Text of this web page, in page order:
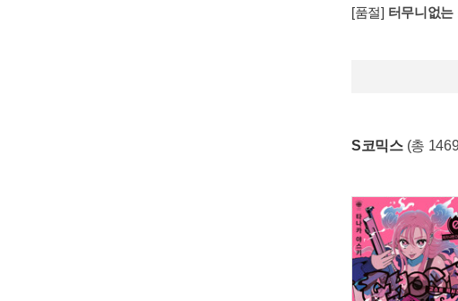
[품절] 터무니없는
S코믹스 (총